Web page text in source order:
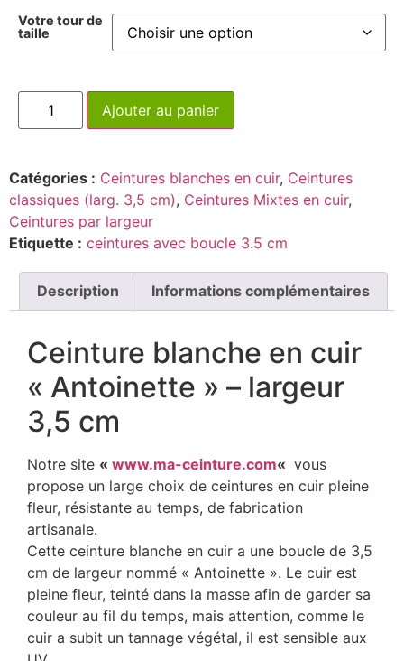
Votre tour de
taille
Ajouter au panier
Catégories : Ceintures blanches en cuir, Ceintures
classiques (larg. 3,5 cm), Ceintures Mixtes en cuir,
Ceintures par largeur
Etiquette : ceintures avec boucle 3.5 cm
Description Informations complémentaires
Ceinture blanche en cuir
« Antoinette » – largeur
3,5 cm
Notre site « www.ma-ceinture.com« vous
propose un large choix de ceintures en cuir pleine
fleur, résistante au temps, de fabrication
artisanale.
Cette ceinture blanche en cuir a une boucle de 3,5
cm de largeur nommé « Antoinette ». Le cuir est
pleine fleur, teinté dans la masse afin de garder sa
couleur au fil du temps, mais attention, comme le
cuir a subit un tannage végétal, il est sensible aux